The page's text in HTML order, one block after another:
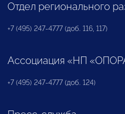
Отдел регионального
+7 (495) 247-4777 (доб. 116, 117)
Ассоциация «НП
+7 (495) 247-4777 (доб. 124)